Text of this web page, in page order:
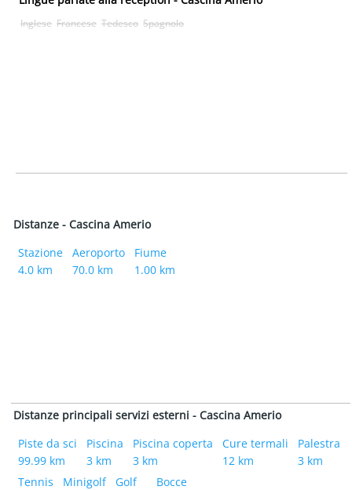
Inglese Francese Tedesco Spagnolo
Distanze - Cascina Amerio
Stazione
4.0 km
Aeroporto
70.0 km
Fiume
1.00 km
Distanze principali servizi esterni - Cascina Amerio
Piste da sci
99.99 km
Piscina
3 km
Piscina coperta
3 km
Cure termali
12 km
Palestra
3 km
Tennis
Minigolf
Golf
Bocce